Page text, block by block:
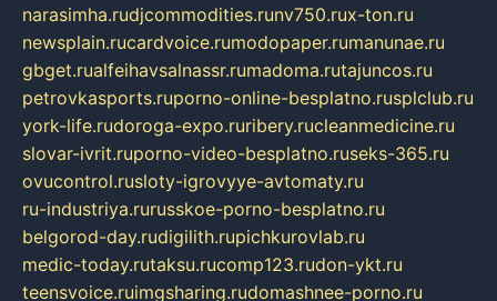
narasimha.rudjcommodities.runv750.rux-ton.ru
newsplain.rucardvoice.rumodopaper.rumanunae.ru
gbget.rualfeihavsalnassr.rumadoma.rutajuncos.ru
petrovkasports.ruporno-online-besplatno.rusplclub.ru
york-life.rudoroga-expo.ruribery.rucleanmedicine.ru
slovar-ivrit.ruporno-video-besplatno.ruseks-365.ru
ovucontrol.rusloty-igrovyye-avtomaty.ru
ru-industriya.rurusskoe-porno-besplatno.ru
belgorod-day.rudigilith.rupichkurovlab.ru
medic-today.rutaksu.rucomp123.rudon-ykt.ru
teensvoice.ruimgsharing.rudomashnee-porno.ru